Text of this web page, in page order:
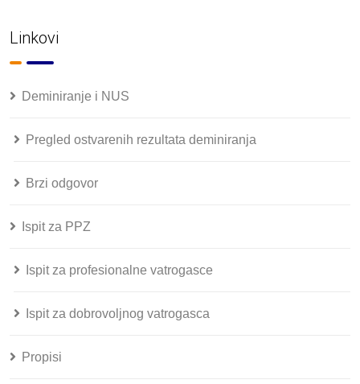
Linkovi
Deminiranje i NUS
Pregled ostvarenih rezultata deminiranja
Brzi odgovor
Ispit za PPZ
Ispit za profesionalne vatrogasce
Ispit za dobrovoljnog vatrogasca
Propisi